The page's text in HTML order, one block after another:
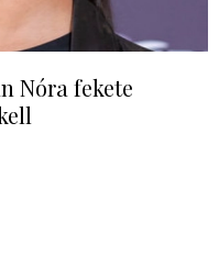
Nóra fekete